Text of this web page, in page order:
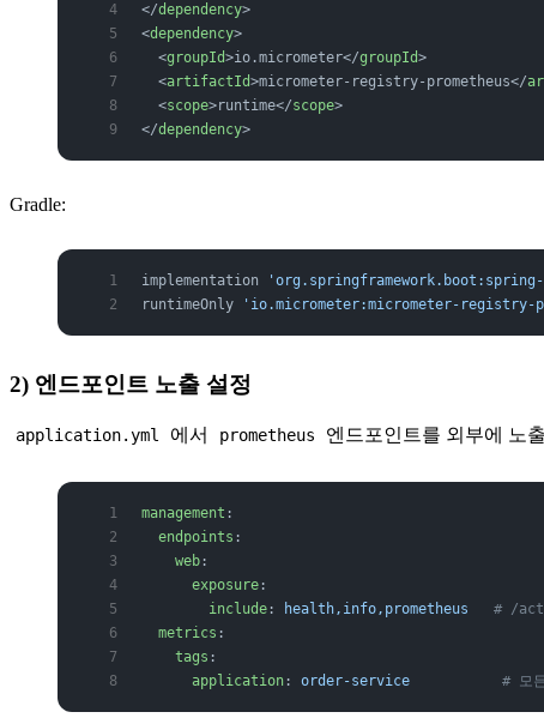
</dependency>
<dependency>
  <
groupId>io.micrometer</groupId>
  <
artifactId>micrometer-registry-prometheus</
  <
scope>runtime</scope>
</dependency>
Gradle:
implementation
runtimeOnly
'io.micrometer:micrometer-registry-
2) 엔드포인트 노출 설정
application.yml 에서 prometheus 엔드포인트를 외부에 노
management :
  endpoints
:
    web
:
      exposure
:
        include
: health,info,prometheus
# /
  metrics
:
    tags
:
      application
: order-service
# 모